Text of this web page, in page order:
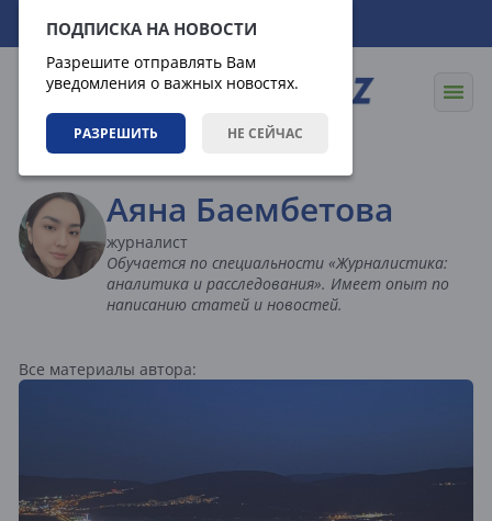
ПОДПИСКА НА НОВОСТИ
Разрешите отправлять Вам
уведомления о важных новостях.
РАЗРЕШИТЬ НЕ СЕЙЧАС
07.08.2026 06:15:08
Аяна Баембетова
журналист
Обучается по специальности «Журналистика:
аналитика и расследования». Имеет опыт по
написанию статей и новостей.
Все материалы автора: